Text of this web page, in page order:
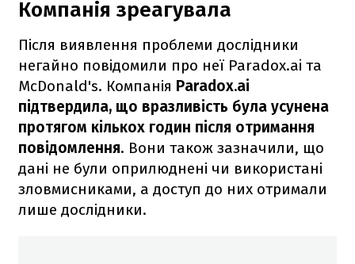
Компанія зреагувала
Після виявлення проблеми дослідники
негайно повідомили про неї Paradox.ai та
McDonald's. Компанія Paradox.ai
підтвердила, що вразливість була усунена
протягом кількох годин після отримання
повідомлення. Вони також зазначили, що
дані не були оприлюднені чи використані
зловмисниками, а доступ до них отримали
лише дослідники.